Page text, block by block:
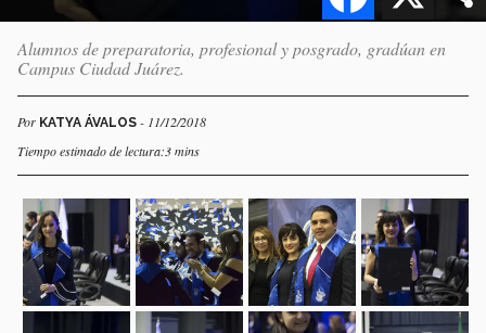
Alumnos de preparatoria, profesional y posgrado, gradúan en
Campus Ciudad Juárez.
Por KATYA ÁVALOS - 11/12/2018
Tiempo estimado de lectura:3 mins